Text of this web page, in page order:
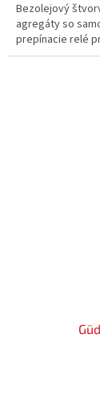
Bezolejový
agregáty so
prepínacie relé